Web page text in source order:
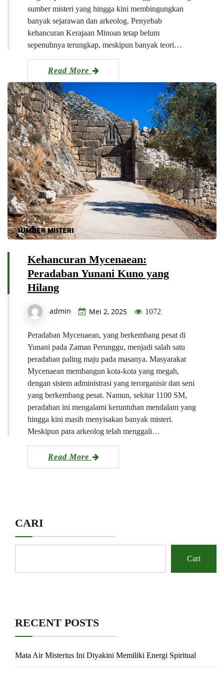
sumber misteri yang hingga kini membingungkan
banyak sejarawan dan arkeolog. Penyebab
kehancuran Kerajaan Minoan tetap belum
sepenuhnya terungkap, meskipun banyak teori…
Read More
Kehancuran Mycenaean:
Peradaban Yunani Kuno yang
Hilang
admin Mei 2, 2025 1072
Peradaban Mycenaean, yang berkembang pesat di
Yunani pada Zaman Perunggu, menjadi salah satu
peradaban paling maju pada masanya. Masyarakat
Mycenaean membangun kota-kota yang megah,
dengan sistem administrasi yang terorganisir dan seni
yang berkembang pesat. Namun, sekitar 1100 SM,
peradaban ini mengalami keruntuhan mendalam yang
hingga kini masih menyisakan banyak misteri.
Meskipun para arkeolog telah menggali…
Read More
CARI
Cari
RECENT POSTS
Mata Air Misterius Ini Diyakini Memiliki Energi Spiritual